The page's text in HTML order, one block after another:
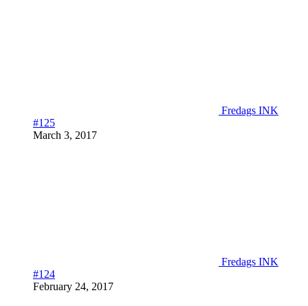
Fredags INK
#125
March 3, 2017
Fredags INK
#124
February 24, 2017